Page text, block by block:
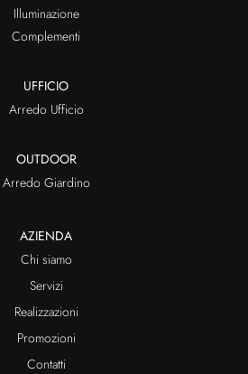
Illuminazione
Complementi
UFFICIO
Arredo Ufficio
OUTDOOR
Arredo Giardino
AZIENDA
Chi siamo
Servizi
Realizzazioni
Promozioni
Contatti